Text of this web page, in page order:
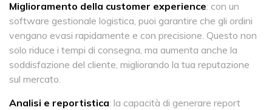
Miglioramento della customer experience: con un
software gestionale logistica, puoi garantire che gli ordini
vengano evasi rapidamente e con precisione. Questo non
solo riduce i tempi di consegna, ma aumenta anche la
soddisfazione del cliente, migliorando la tua reputazione
sul mercato.
Analisi e reportistica: la capacità di generare report